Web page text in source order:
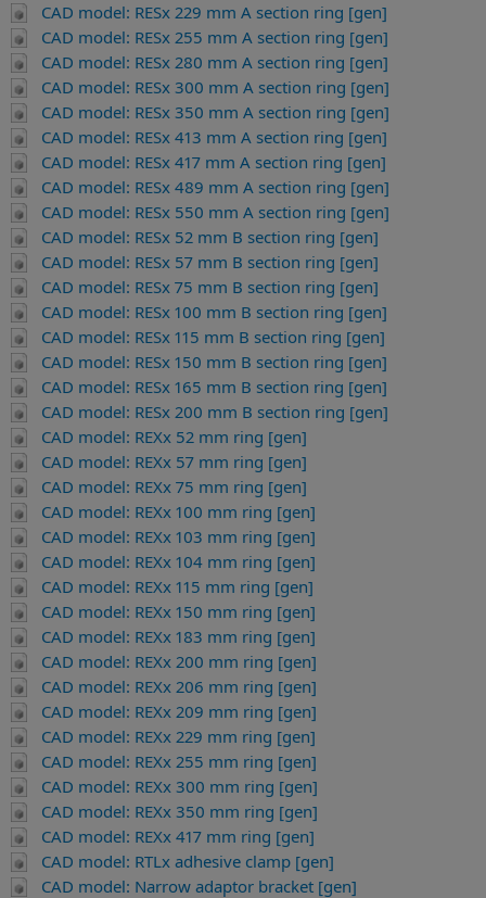
CAD model: RESx 229 mm A section ring [gen]
CAD model: RESx 255 mm A section ring [gen]
CAD model: RESx 280 mm A section ring [gen]
CAD model: RESx 300 mm A section ring [gen]
CAD model: RESx 350 mm A section ring [gen]
CAD model: RESx 413 mm A section ring [gen]
CAD model: RESx 417 mm A section ring [gen]
CAD model: RESx 489 mm A section ring [gen]
CAD model: RESx 550 mm A section ring [gen]
CAD model: RESx 52 mm B section ring [gen]
CAD model: RESx 57 mm B section ring [gen]
CAD model: RESx 75 mm B section ring [gen]
CAD model: RESx 100 mm B section ring [gen]
CAD model: RESx 115 mm B section ring [gen]
CAD model: RESx 150 mm B section ring [gen]
CAD model: RESx 165 mm B section ring [gen]
CAD model: RESx 200 mm B section ring [gen]
CAD model: REXx 52 mm ring [gen]
CAD model: REXx 57 mm ring [gen]
CAD model: REXx 75 mm ring [gen]
CAD model: REXx 100 mm ring [gen]
CAD model: REXx 103 mm ring [gen]
CAD model: REXx 104 mm ring [gen]
CAD model: REXx 115 mm ring [gen]
CAD model: REXx 150 mm ring [gen]
CAD model: REXx 183 mm ring [gen]
CAD model: REXx 200 mm ring [gen]
CAD model: REXx 206 mm ring [gen]
CAD model: REXx 209 mm ring [gen]
CAD model: REXx 229 mm ring [gen]
CAD model: REXx 255 mm ring [gen]
CAD model: REXx 300 mm ring [gen]
CAD model: REXx 350 mm ring [gen]
CAD model: REXx 417 mm ring [gen]
CAD model: RTLx adhesive clamp [gen]
CAD model: Narrow adaptor bracket [gen]